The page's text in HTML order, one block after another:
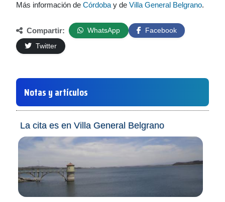
Más información de Córdoba y de Villa General Belgrano.
Compartir: WhatsApp
Facebook
Twitter
Notas y artículos
La cita es en Villa General Belgrano